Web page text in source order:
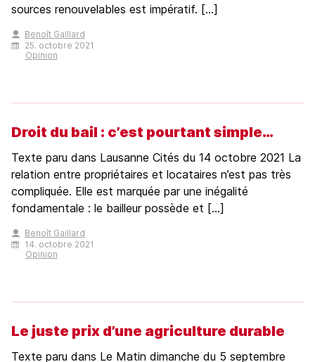
sources renouvelables est impératif. [...]
Benoît Gaillard
25. octobre 2021
Opinion
Droit du bail : c’est pourtant simple…
Texte paru dans Lausanne Cités du 14 octobre 2021 La
relation entre propriétaires et locataires n’est pas très
compliquée. Elle est marquée par une inégalité
fondamentale : le bailleur possède et [...]
Benoît Gaillard
14. octobre 2021
Opinion
Le juste prix d’une agriculture durable
Texte paru dans Le Matin dimanche du 5 septembre